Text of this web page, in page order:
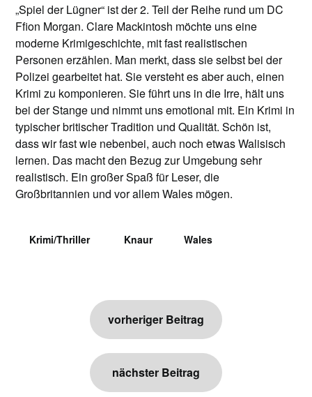
„Spiel der Lügner“ ist der 2. Teil der Reihe rund um DC
Ffion Morgan. Clare Mackintosh möchte uns eine
moderne Krimigeschichte, mit fast realistischen
Personen erzählen. Man merkt, dass sie selbst bei der
Polizei gearbeitet hat. Sie versteht es aber auch, einen
Krimi zu komponieren. Sie führt uns in die Irre, hält uns
bei der Stange und nimmt uns emotional mit. Ein Krimi in
typischer britischer Tradition und Qualität. Schön ist,
dass wir fast wie nebenbei, auch noch etwas Walisisch
lernen. Das macht den Bezug zur Umgebung sehr
realistisch. Ein großer Spaß für Leser, die
Großbritannien und vor allem Wales mögen.
Krimi/Thriller Knaur Wales
Beitragsnavigation
vorheriger Beitrag
nächster Beitrag